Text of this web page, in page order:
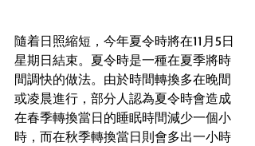
隨着日照縮短，今年夏令時將在11月5日
星期日結束。夏令時是一種在夏季將時
間調快的做法。由於時間轉換多在晚間
或凌晨進行，部分人認為夏令時會造成
在春季轉換當日的睡眠時間減少一個小
時，而在秋季轉換當日則會多出一小時